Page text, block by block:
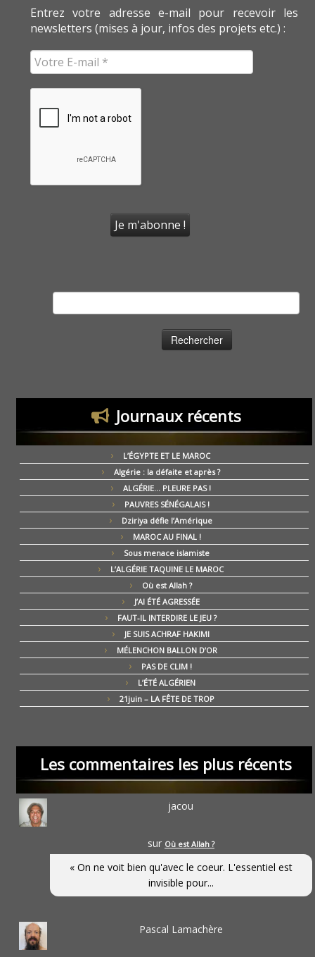
Entrez votre adresse e-mail pour recevoir les
newsletters (mises à jour, infos des projets etc.) :
Journaux récents
L’ÉGYPTE ET LE MAROC
Algérie : la défaite et après ?
ALGÉRIE… PLEURE PAS !
PAUVRES SÉNÉGALAIS !
Dziriya défie l’Amérique
MAROC AU FINAL !
Sous menace islamiste
L’ALGÉRIE TAQUINE LE MAROC
Où est Allah ?
J’AI ÉTÉ AGRESSÉE
FAUT-IL INTERDIRE LE JEU ?
JE SUIS ACHRAF HAKIMI
MÉLENCHON BALLON D’OR
PAS DE CLIM !
L’ÉTÉ ALGÉRIEN
21juin – LA FÊTE DE TROP
Les commentaires les plus récents
jacou
sur Où est Allah ?
« On ne voit bien qu'avec le coeur. L'essentiel est
invisible pour...
Pascal Lamachère